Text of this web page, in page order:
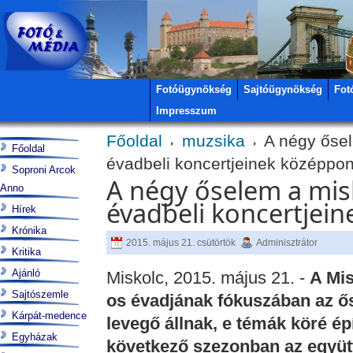
Fotóügynökség Sajtóügynökség
Impresszum
Főoldal muzsika
A négy
évadbeli koncertjeinek
A négy őselem a
évadbeli
2015. május 21. csütörtök Adminisztrátor
Miskolc, 2015. május 21. - A
os évadjának fókuszában az
levegő állnak, e témák köré
következő szezonban az
Főoldal
Soproni Arcok
Anno
Hírek
Krónika
Kritika
Ajánló
Sajtószemle
Kárpát-medence
Egyházak